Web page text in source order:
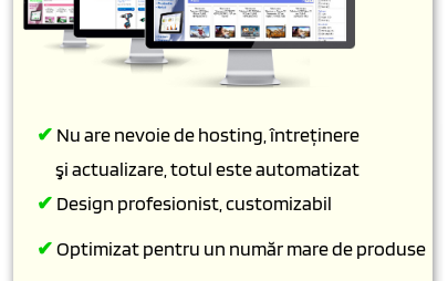
✔ Nu are nevoie de hosting, întreținere
şi actualizare, totul este automatizat
✔ Design profesionist, customizabil
✔Optimizat pentru un număr mare de produse